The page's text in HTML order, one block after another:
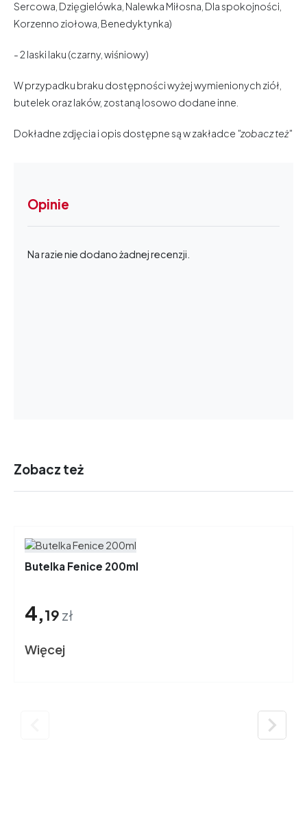
Sercowa, Dzięgielówka, Nalewka Miłosna, Dla spokojności,
Korzenno ziołowa, Benedyktynka)
- 2 laski laku (czarny, wiśniowy)
W przypadku braku dostępności wyżej wymienionych ziół,
butelek oraz laków, zostaną losowo dodane inne.
Dokładne zdjęcia i opis dostępne są w zakładce "zobacz też"
Opinie
Na razie nie dodano żadnej recenzji.
Zobacz też
Butelka Fenice 200ml
4,19 zł
Więcej
